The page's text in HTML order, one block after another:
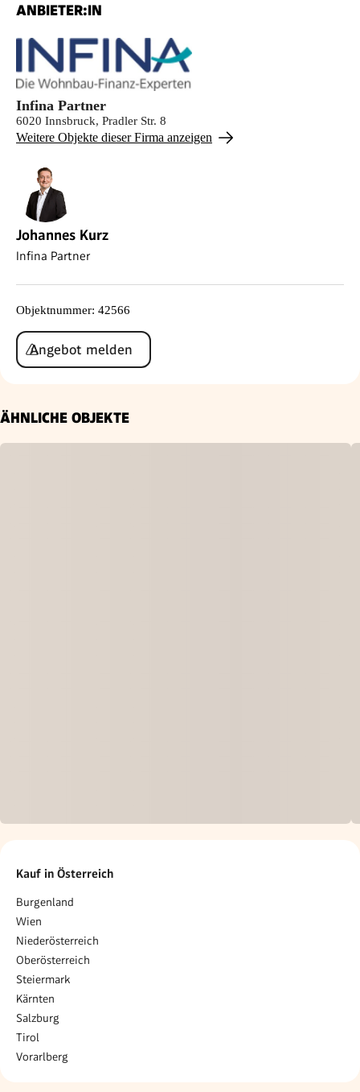
ANBIETER:IN
Infina Partner
6020 Innsbruck, Pradler Str. 8
Weitere Objekte dieser Firma anzeigen
Johannes Kurz
Infina Partner
Objektnummer: 42566
Angebot melden
ÄHNLICHE OBJEKTE
Kauf in Österreich
Burgenland
Wien
Niederösterreich
Oberösterreich
Steiermark
Kärnten
Salzburg
Tirol
Vorarlberg